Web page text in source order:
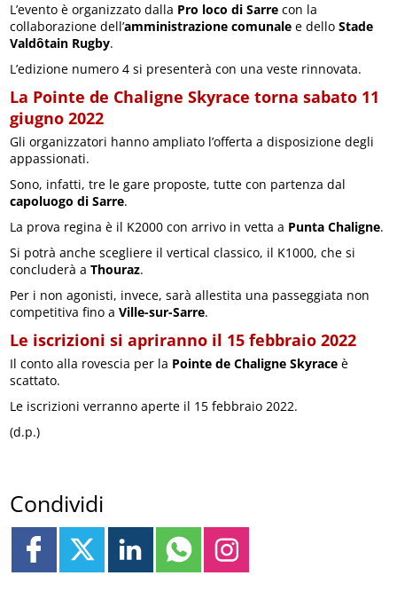
L’evento è organizzato dalla Pro loco di Sarre con la
collaborazione dell’amministrazione comunale e delloStade
Valdôtain Rugby.
L’edizione numero 4 si presenterà con una veste rinnovata.
La Pointe de Chaligne Skyrace torna sabato 11
giugno 2022
Gli organizzatori hanno ampliato l’offerta a disposizione degli
appassionati.
Sono, infatti, tre le gare proposte, tutte con partenza dal
capoluogo di Sarre.
La prova regina è il K2000 con arrivo in vetta a Punta Chaligne.
Si potrà anche scegliere il vertical classico, il K1000, che si
concluderà aThouraz.
Per i non agonisti, invece, sarà allestita una passeggiata non
competitiva fino aVille-sur-Sarre.
Le iscrizioni si apriranno il 15 febbraio 2022
Il conto alla rovescia per la Pointe de Chaligne Skyrace è
scattato.
Le iscrizioni verranno aperte il 15 febbraio 2022.
(d.p.)
Condividi